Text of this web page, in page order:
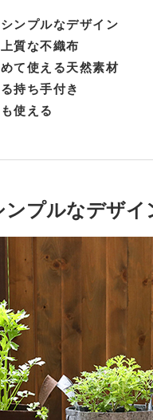
ンプルなデザイン
質な不織布
て使える天然素材
持ち手付き
使える
プルなデザイ